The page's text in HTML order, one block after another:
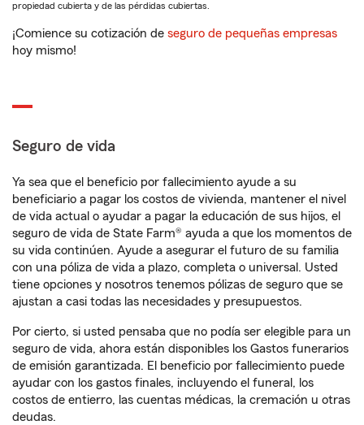
propiedad cubierta y de las pérdidas cubiertas.
¡Comience su cotización de seguro de pequeñas empresas
hoy mismo!
Seguro de vida
Ya sea que el beneficio por fallecimiento ayude a su
beneficiario a pagar los costos de vivienda, mantener el nivel
de vida actual o ayudar a pagar la educación de sus hijos, el
seguro de vida de State Farm® ayuda a que los momentos de
su vida continúen. Ayude a asegurar el futuro de su familia
con una póliza de vida a plazo, completa o universal. Usted
tiene opciones y nosotros tenemos pólizas de seguro que se
ajustan a casi todas las necesidades y presupuestos.
Por cierto, si usted pensaba que no podía ser elegible para un
seguro de vida, ahora están disponibles los Gastos funerarios
de emisión garantizada. El beneficio por fallecimiento puede
ayudar con los gastos finales, incluyendo el funeral, los
costos de entierro, las cuentas médicas, la cremación u otras
deudas.